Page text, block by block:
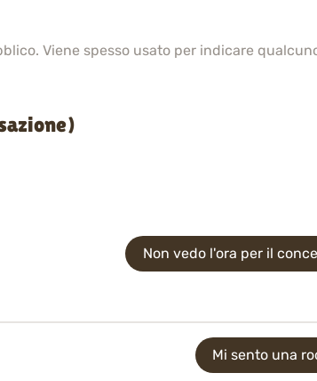
Viene spesso usato per indicare
Non vedo l'ora per il
Mi sento una